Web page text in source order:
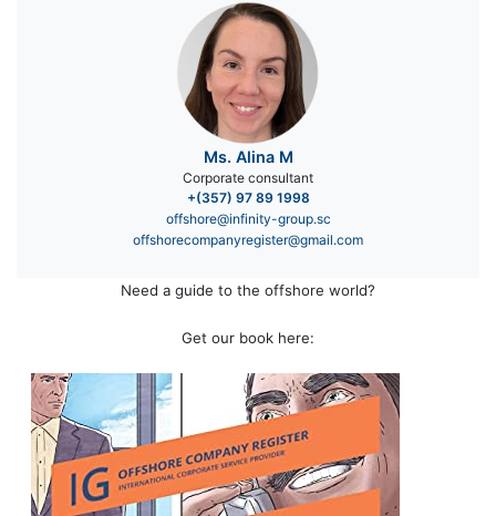
Ms. Alina M
Corporate consultant
+(357) 97 89 1998
offshore@infinity-group.sc
offshorecompanyregister@gmail.com
Need a guide to the offshore world?
Get our book here: